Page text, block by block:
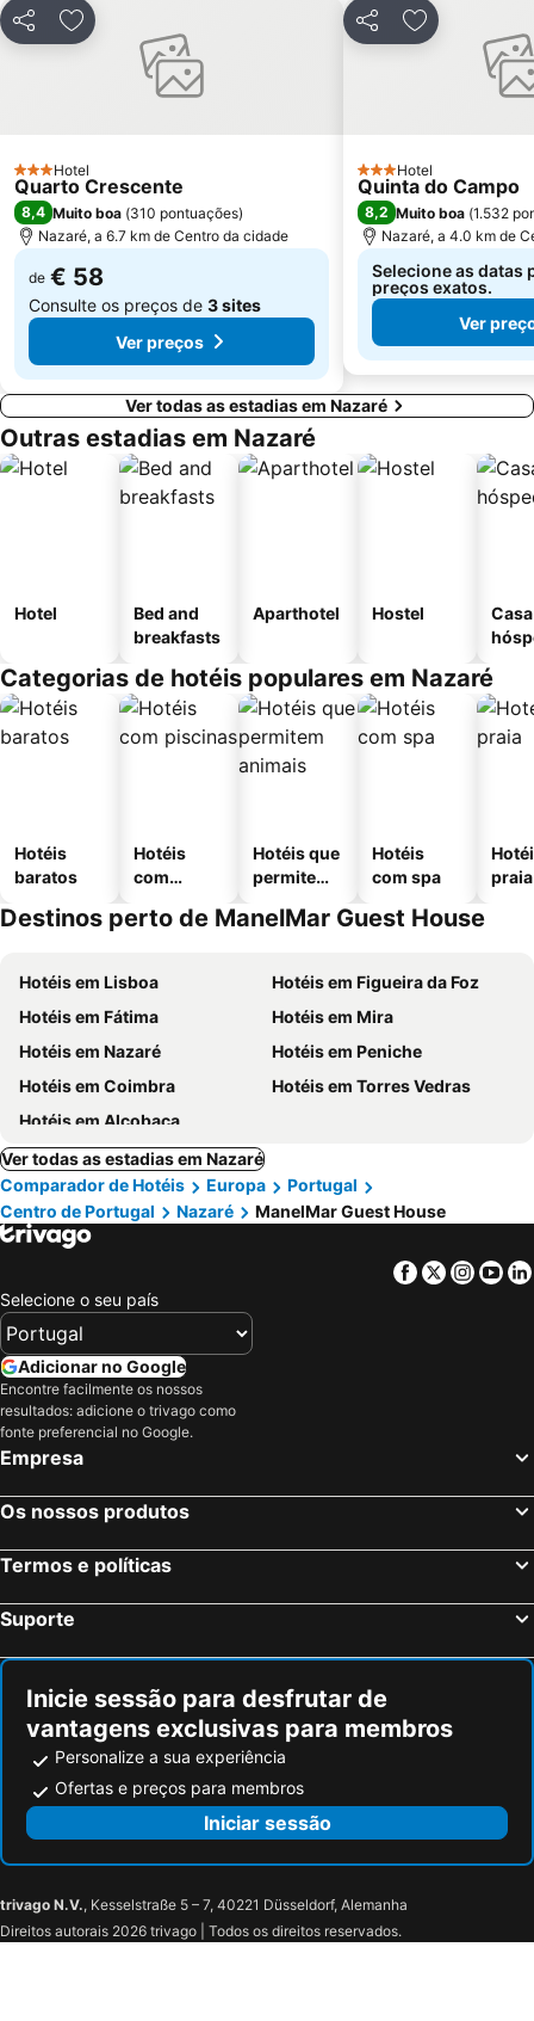
de Porto Dinheiro
Porto das Barcas
Parque Vale do Ribeiro de São Pedro de Moel
Touril de Atouguia da Baleia
Mosteiro da Batalha
Estação comboios de Leiria
Praia de Vale Furado
Pelourinho de Alfeizerão
Praia de São Bernardino
Olhos d'Água de Olho Marinho
PartilharAdicionar aos favoritos
3 Estrelas
Hotel
Quarto Crescente
8,4 Muito boa (310 pontuações)
Nazaré, a 6.7 km de Centro da cidade
de € 58
Consulte os preços de 3 sites
Ver preços
PartilharAdicionar
3 Estrelas
Hotel
Quinta do Campo
8,2 Muito boa (1.532
Nazaré, a 4.0 km de
Selecione as datas
preços exatos.
Ver
Ver todas as estadias em Nazaré
Outras estadias em Nazaré
Hotel
Bed and
breakfasts
Aparthotel Hostel
Categorias de hotéis populares em Nazaré
Hotéis
baratos
Hotéis
com
Hotéis que
permitem
Hotéis
com spa
praia
Destinos perto de ManelMar Guest House
Hotéis em Lisboa
Hotéis em Figueira da Foz
Hotéis em Fátima
Hotéis em Mira
Hotéis em Nazaré
Hotéis em Peniche
Hotéis em Coimbra
Hotéis em Torres Vedras
Hotéis em Alcobaça
Ver todas as estadias em Nazaré
Comparador de Hotéis
Europa
Portugal
Centro de Portugal
Nazaré ManelMar Guest House
Facebook
Twitter
Selecione o seu país
Adicionar no Google
Encontre facilmente os nossos
resultados: adicione o trivago como
fonte preferencial no Google.
Empresa
Os nossos produtos
Termos e políticas
Suporte
Inicie sessão para desfrutar de
vantagens exclusivas para membros
Personalize a sua experiência
Ofertas e preços para membros
Iniciar sessão
trivago N.V., Kesselstraße 5 – 7, 40221 Düsseldorf, Alemanha
Direitos autorais 2026 trivago | Todos os direitos reservados.